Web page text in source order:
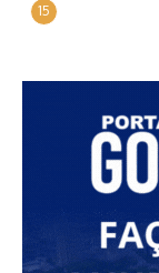
15